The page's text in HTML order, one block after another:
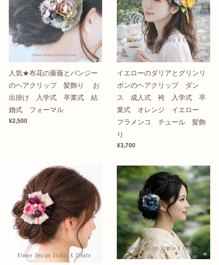
人気★布花の薔薇とパンジー
のヘアクリップ 髪飾り お
出掛け 入学式 卒業式 結
婚式 フォーマル
¥2,500
イエローのダリアとグリンリ
ボンのヘアクリップ ダン
ス 成人式 袴 入学式 卒
業式 オレンジ イエロー
フラメンコ チュール 髪飾
り
¥3,700